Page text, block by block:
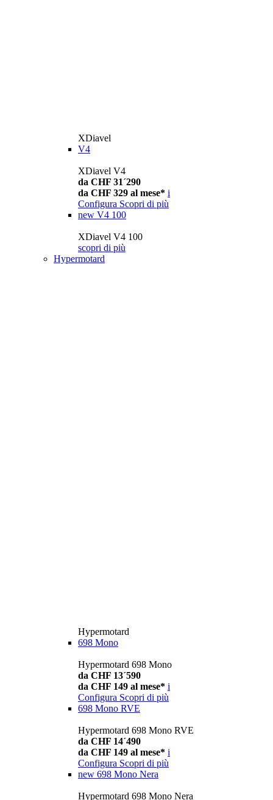
XDiavel
V4
XDiavel V4
da CHF 31´290
da CHF 329 al mese* i
Configura Scopri di più
new V4 100
XDiavel V4 100
scopri di più
Hypermotard
Hypermotard
698 Mono
Hypermotard 698 Mono
da CHF 13´590
da CHF 149 al mese* i
Configura Scopri di più
698 Mono RVE
Hypermotard 698 Mono RVE
da CHF 14´490
da CHF 149 al mese* i
Configura Scopri di più
new 698 Mono Nera
Hypermotard 698 Mono Nera